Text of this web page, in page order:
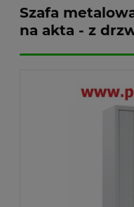
Szafa
na akta - z